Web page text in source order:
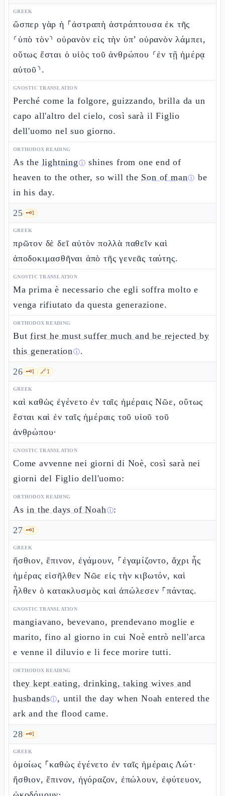
GREEK
ὥσπερ γὰρ ἡ ⸀ἀστραπὴ ἀστράπτουσα ἐκ τῆς
⸂ὑπὸ τὸν⸃ οὐρανὸν εἰς τὴν ὑπ’ οὐρανὸν λάμπει,
οὕτως ἔσται ὁ υἱὸς τοῦ ἀνθρώπου ⸂ἐν τῇ ἡμέρᾳ
αὐτοῦ⸃.
GNOSTIC TRANSLATION
Perché come la folgore, guizzando, brilla da un
capo all'altro del cielo, così sarà il Figlio
dell'uomo nel suo giorno.
ORTHODOX READING
As the lightning ⓘ shines from one end of
heaven to the other, so will the Son of manⓘ be
in his day.
25 🗝️1
GREEK
πρῶτον δὲ δεῖ αὐτὸν πολλὰ παθεῖν καὶ
ἀποδοκιμασθῆναι ἀπὸ τῆς γενεᾶς ταύτης.
GNOSTIC TRANSLATION
Ma prima è necessario che egli soffra molto e
venga rifiutato da questa generazione.
ORTHODOX READING
Butfirst he must suffer much and be rejected by
this generationⓘ.
26 🗝️1 🔗1
GREEK
καὶ καθὼς ἐγένετο ἐν ταῖς ἡμέραις Νῶε, οὕτως
ἔσται καὶ ἐν ταῖς ἡμέραις τοῦ υἱοῦ τοῦ
ἀνθρώπου·
GNOSTIC TRANSLATION
Come avvenne nei giorni di Noè, così sarà nei
giorni del Figlio dell'uomo:
ORTHODOX READING
Asin the days of Noahⓘ:
27 🗝️1
GREEK
ἤσθιον, ἔπινον, ἐγάμουν, ⸀ἐγαμίζοντο, ἄχρι ἧς
ἡμέρας εἰσῆλθεν Νῶε εἰς τὴν κιβωτόν, καὶ
ἦλθεν ὁ κατακλυσμὸς καὶ ἀπώλεσεν ⸀πάντας.
GNOSTIC TRANSLATION
mangiavano, bevevano, prendevano moglie e
marito, fino al giorno in cui Noè entrò nell'arca
e venne il diluvio e li fece morire tutti.
ORTHODOX READING
they kept eating, drinking, taking wives and
husbandsⓘ, until the day when Noah entered the
ark and the flood came.
28 🗝️1
GREEK
ὁμοίως ⸀καθὼς ἐγένετο ἐν ταῖς ἡμέραις Λώτ·
ἤσθιον, ἔπινον, ἠγόραζον, ἐπώλουν, ἐφύτευον,